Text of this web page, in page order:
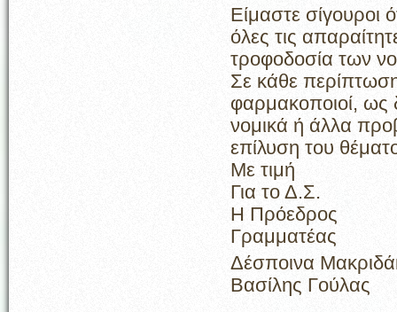
Είμαστε σίγουροι
όλες τις
τροφοδοσία των
Σε κάθε περίπτωση
φαρμακοποιοί, ως
νομικά ή άλλα
επίλυση του
Με τιμή
Για το Δ.Σ.
Η
Γραμματέας
Βασίλης Γούλας